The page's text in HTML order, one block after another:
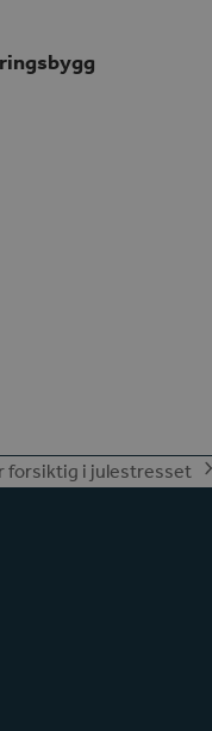
forsiktig i julestresset